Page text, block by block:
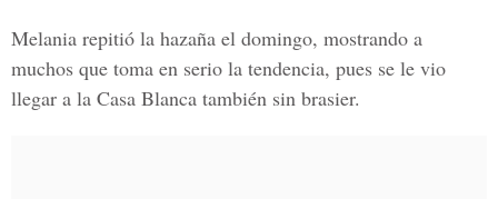
Melania repitió la hazaña el domingo, mostrando a
muchos que toma en serio la tendencia, pues se le vio
llegar a la Casa Blanca también sin brasier.